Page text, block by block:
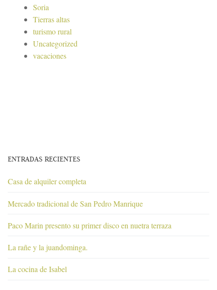
Soria
Tierras altas
turismo rural
Uncategorized
vacaciones
ENTRADAS RECIENTES
Casa de alquiler completa
Mercado tradicional de San Pedro Manrique
Paco Marin presento su primer disco en nuetra terraza
La rañe y la juandominga.
La cocina de Isabel